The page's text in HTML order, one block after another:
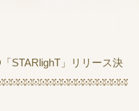
STARlighT」リリース決